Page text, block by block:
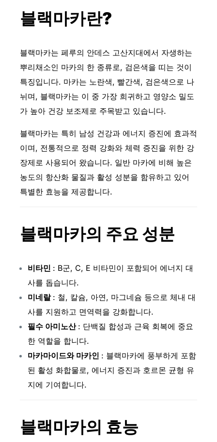
블랙마카란?
블랙마카는 페루의 안데스 고산지대에서 자생하는
뿌리채소인 마카의 한 종류로, 검은색을 띠는 것이
특징입니다. 마카는 노란색, 빨간색, 검은색으로 나
뉘며, 블랙마카는 이 중 가장 희귀하고 영양소 밀도
가 높아 건강 보조제로 주목받고 있습니다.
블랙마카는 특히 남성 건강과 에너지 증진에 효과적
이며, 전통적으로 정력 강화와 체력 증진을 위한 강
장제로 사용되어 왔습니다. 일반 마카에 비해 높은
농도의 항산화 물질과 활성 성분을 함유하고 있어
특별한 효능을 제공합니다.
블랙마카의 주요 성분
비타민 : B군, C, E 비타민이 포함되어 에너지 대
사를 돕습니다.
미네랄 : 철, 칼슘, 아연, 마그네슘 등으로 체내 대
사를 지원하고 면역력을 강화합니다.
필수 아미노산 : 단백질 합성과 근육 회복에 중요
한 역할을 합니다.
마카마이드와 마카인 : 블랙마카에 풍부하게 포함
된 활성 화합물로, 에너지 증진과 호르몬 균형 유
지에 기여합니다.
블랙마카의 효능